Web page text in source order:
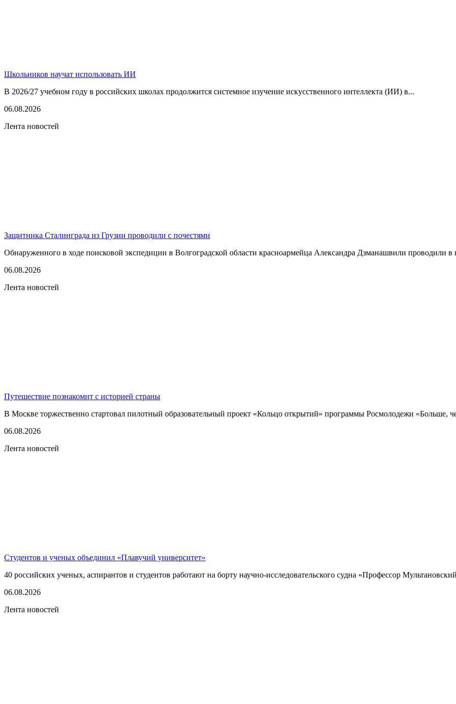
Школьников научат использовать ИИ
В 2026/27 учебном году в российских школах продолжится системное изучение искусственного интеллекта (ИИ) в...
06.08.2026
Лента новостей
Защитника Сталинграда из Грузии проводили с почестями
Обнаруженного в ходе поисковой экспедиции в Волгоградской области красноармейца Александра Дзманашвили проводили в
06.08.2026
Лента новостей
Путешествие познакомит с историей страны
В Москве торжественно стартовал пилотный образовательный проект «Кольцо открытий» программы Росмолодежи «Больше,
06.08.2026
Лента новостей
Студентов и ученых объединил «Плавучий университет»
40 российских ученых, аспирантов и студентов работают на борту научно-исследовательского судна «Профессор
06.08.2026
Лента новостей